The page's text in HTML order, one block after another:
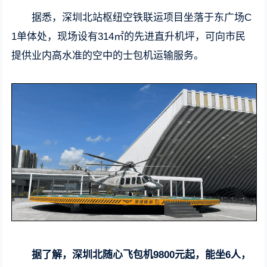
据悉，深圳北站枢纽空铁联运项目坐落于东广场C
1单体处，现场设有314㎡的先进直升机坪，可向市民
提供业内高水准的空中的士包机运输服务。
据了解，深圳北随心飞包机9800元起，能坐6人，